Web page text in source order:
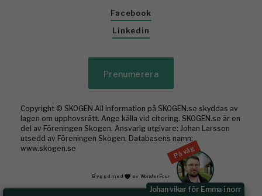
På väg
Johan vikar för Emma i norr
Facebook
Linkedin
Prenumerera
Copyright © SKOGEN All information på SKOGEN.se skyddas av
lagen om upphovsrätt. Ange källa vid citering. SKOGEN.se är en
del av Föreningen Skogen. Ansvarig utgivare: Johan Larsson
utsedd av Föreningen Skogen. Databasens namn:
www.skogen.se
Byggd med av WonderFour